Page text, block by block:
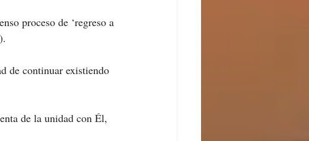
proceso de ‘regreso a
de continuar existiendo
de la unidad con Él,